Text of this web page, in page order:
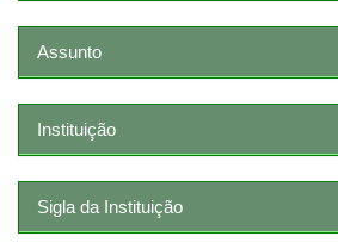
Assunto
Instituição
Sigla da Instituição